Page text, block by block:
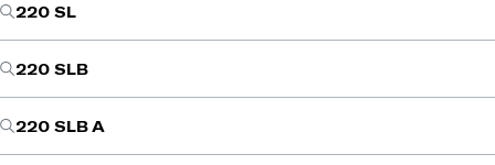
220 SL
220 SLB
220 SLB A